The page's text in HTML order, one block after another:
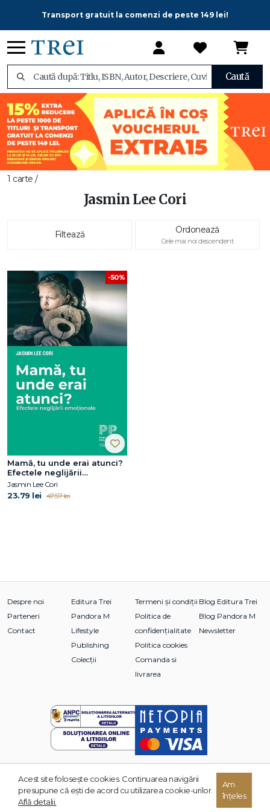
Transport gratuit la comenzi de peste 149 lei!
Caută
1 carte /
Jasmin Lee Cori
Filtează Ordonează
Cele mai noi descendent
-50%
Mamă, tu unde erai atunci?
Efectele neglijării
emoționale
Jasmin Lee Cori
23.79 lei 47.57 lei
Despre noi
Parteneri
Contact
Editura Trei
Pandora M
Lifestyle
Publishing
Colecții
Termeni și condiții
Politica de
confidențialitate
Politica cookies
Comanda si
livrarea
Blog Editura Trei
Blog Pandora M
Newsletter
© 2026 Grupul Editorial TREI. Toate drepturile rezervate.
Acest site foloseşte cookies. Continuarea navigării
presupune că eşti de acord cu utilizarea cookie-urilor.
Află detalii.
Am
înțeles